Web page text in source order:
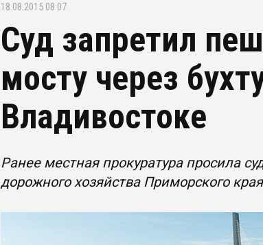
18.08.2015 08:07
Суд запретил
мосту через
Владивостоке
Ранее местная прокуратура просила
дорожного хозяйства Приморского